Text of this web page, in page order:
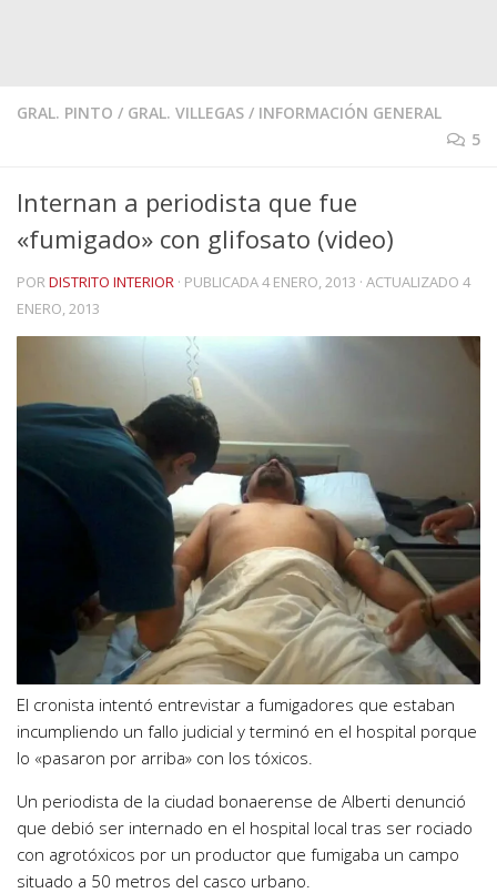
GRAL. PINTO / GRAL. VILLEGAS / INFORMACIÓN GENERAL
5
Internan a periodista que fue
«fumigado» con glifosato (video)
PORDISTRITO INTERIOR · PUBLICADA4 ENERO, 2013 · ACTUALIZADO 4
ENERO, 2013
El cronista intentó entrevistar a fumigadores que estaban
incumpliendo un fallo judicial y terminó en el hospital porque
lo «pasaron por arriba» con los tóxicos.
Un periodista de la ciudad bonaerense de Alberti denunció
que debió ser internado en el hospital local tras ser rociado
con agrotóxicos por un productor que fumigaba un campo
situado a 50 metros del casco urbano